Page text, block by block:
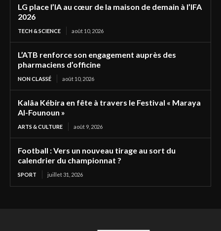
LG place l’IA au cœur de la maison de demain à l’IFA
2026
TECH & SCIENCE août 10, 2026
L’ATB renforce son engagement auprès des
pharmaciens d’officine
NON CLASSÉ août 10, 2026
Kalâa Kébira en fête à travers le Festival « Maraya
Al-Founoun »
ARTS & CULTURE août 9, 2026
Football : Vers un nouveau tirage au sort du
calendrier du championnat ?
SPORT juillet 31, 2026